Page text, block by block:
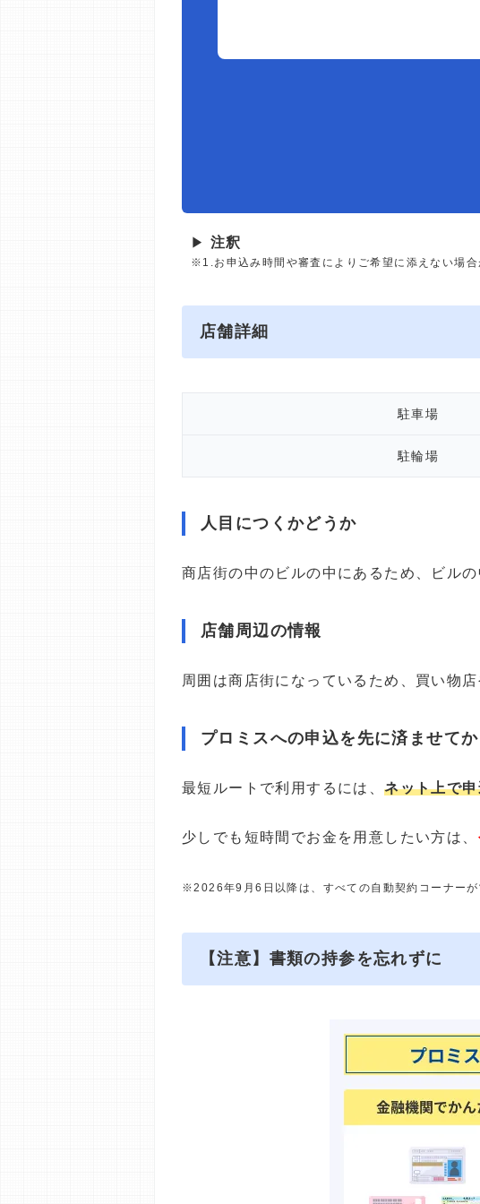
▶ 注釈
※1.お申込み時間や審査によりご希望に添えない場合
店舗詳細
駐車場
駐輪場
人目につくかどうか
商店街の中のビルの中にあるため、ビル
店舗周辺の情報
周囲は商店街になっているため、買い物
プロミスへの申込を先に済ませて
最短ルートで利用するには、ネット上で
少しでも短時間でお金を用意したい方は、
※2026年9月6日以降は、すべての自動契約コーナーが
【注意】書類の持参を忘れずに